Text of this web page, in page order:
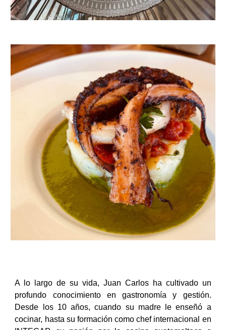
A lo largo de su vida, Juan Carlos ha cultivado un
profundo conocimiento en gastronomía y gestión.
Desde los 10 años, cuando su madre le enseñó a
cocinar, hasta su formación como chef internacional en